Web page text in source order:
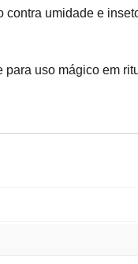
contra umidade e
uso mágico em